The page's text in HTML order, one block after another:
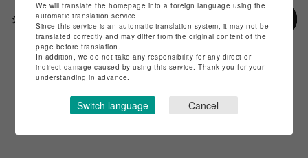
シェアする
We will translate the homepage into a foreign language using the
automatic translation service.
Since this service is an automatic translation system, it may not be
translated correctly and may differ from the original content of the
page before translation.
In addition, we do not take any responsibility for any direct or
indirect damage caused by using this service. Thank you for your
understanding in advance.
Switch language Cancel